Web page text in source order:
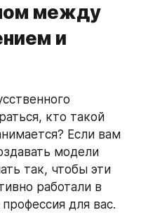
между
и
кто такой
Если вам
модели
так, чтобы эти
работали в
для вас.